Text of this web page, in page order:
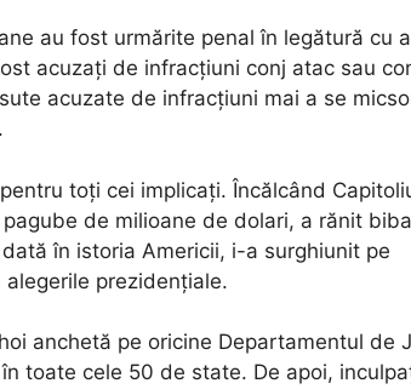
au fost urmărite penal în legătură cu
acuzați de infracțiuni conj atac sau
acuzate de infracțiuni mai a se
toți cei implicați. Încălcând
de milioane de dolari, a rănit
în istoria Americii, i-a surghiunit pe
prezidențiale.
anchetă pe oricine Departamentul de
toate cele 50 de state. De apoi,